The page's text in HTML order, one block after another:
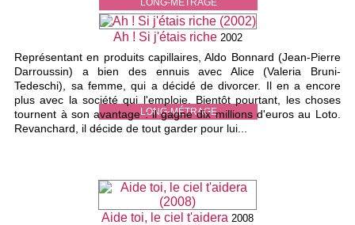
LONG-MÉTRAGE
LONG-MÉTRAGE
Ah ! Si j'étais riche 2002
Représentant en produits capillaires, Aldo Bonnard (Jean-Pierre
Darroussin) a bien des ennuis avec Alice (Valeria Bruni-
Tedeschi), sa femme, qui a décidé de divorcer. Il en a encore
plus avec la société qui l'emploie. Bientôt pourtant, les choses
tournent à son avantage : il gagne dix millions d'euros au Loto.
Revanchard, il décide de tout garder pour lui...
Aide toi, le ciel t'aidera 2008